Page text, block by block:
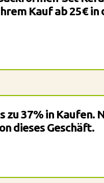
Kauf ab 25€ in
zu 37% in Kaufen.
dieses Geschäft.